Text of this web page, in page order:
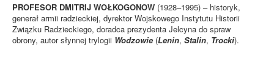
PROFESOR DMITRIJ WOŁKOGONOW (1928–1995) – historyk,
generał armii radzieckiej, dyrektor Wojskowego Instytutu Historii
Związku Radzieckiego, doradca prezydenta Jelcyna do spraw
obrony, autor słynnej trylogii Wodzowie (Lenin, Stalin, Trocki).